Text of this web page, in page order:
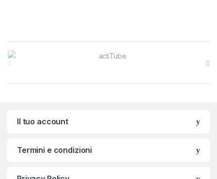
Brands Carousel
Il tuo account
Termini e condizioni